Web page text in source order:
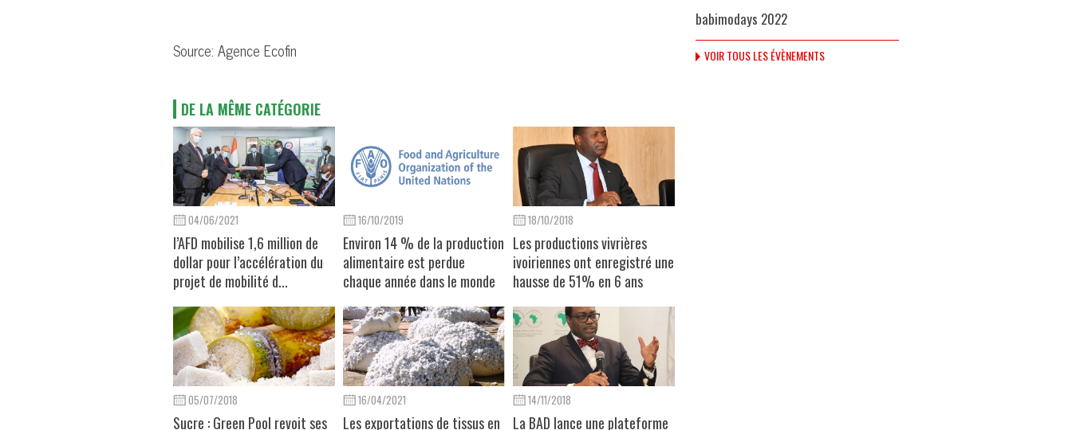
Source: Agence Ecofin
DE LA MÊME CATÉGORIE
04/06/2021
l’AFD mobilise 1,6 million de
dollar pour l’accélération du
projet de mobilité d...
16/10/2019
Environ 14 % de la production
alimentaire est perdue
chaque année dans le monde
18/10/2018
Les productions vivrières
ivoiriennes ont enregistré une
hausse de 51% en 6 ans
05/07/2018
Sucre : Green Pool revoit ses
16/04/2021
Les exportations de tissus en
14/11/2018
La BAD lance une plateforme
babimodays 2022
VOIR TOUS LES ÉVÈNEMENTS